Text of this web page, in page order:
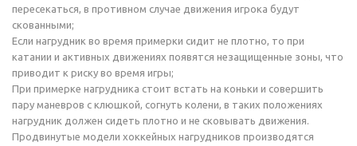
пересекаться, в противном случае движения игрока будут
скованными;
Если нагрудник во время примерки сидит не плотно, то при
катании и активных движениях появятся незащищенные зоны, что
приводит к риску во время игры;
При примерке нагрудника стоит встать на коньки и совершить
пару маневров с клюшкой, согнуть колени, в таких положениях
нагрудник должен сидеть плотно и не сковывать движения.
Продвинутые модели хоккейных нагрудников производятся